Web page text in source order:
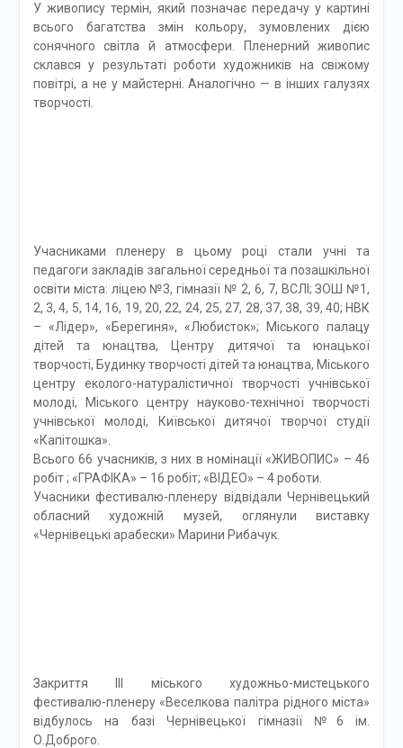
У живопису термін, який позначає передачу у картині
всього багатства змін кольору, зумовлених дією
сонячного світла й атмосфери. Пленерний живопис
склався у результаті роботи художників на свіжому
повітрі, а не у майстерні. Аналогічно — в інших галузях
творчості.
Учасниками пленеру в цьому році стали учні та
педагоги закладів загальної середньої та позашкільної
освіти міста: ліцею №3, гімназії № 2, 6, 7, ВСЛІ; ЗОШ №1,
2, 3, 4, 5, 14, 16, 19, 20, 22, 24, 25, 27, 28, 37, 38, 39, 40; НВК
– «Лідер», «Берегиня», «Любисток»; Міського палацу
дітей та юнацтва, Центру дитячої та юнацької
творчості, Будинку творчості дітей та юнацтва, Міського
центру еколого-натуралістичної творчості учнівської
молоді, Міського центру науково-технічної творчості
учнівської молоді, Київської дитячої творчої студії
«Капітошка».
Всього 66 учасників, з них в номінації «ЖИВОПИС» – 46
робіт ; «ГРАФІКА» – 16 робіт; «ВІДЕО» – 4 роботи.
Учасники фестивалю-пленеру відвідали Чернівецький
обласний художній музей, оглянули виставку
«Чернівецькі арабески» Марини Рибачук.
Закриття ІІІ міського художньо-мистецького
фестивалю-пленеру «Веселкова палітра рідного міста»
відбулось на базі Чернівецької гімназії №6 ім.
О.Доброго.